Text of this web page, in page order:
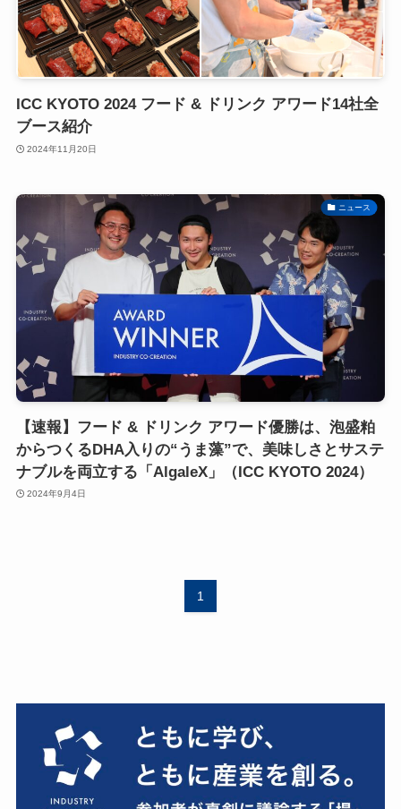
ICC KYOTO 2024 フード & ドリンク アワード14社全
ブース紹介
2024年11月20日
ニュース
【速報】フード & ドリンク アワード優勝は、泡盛粕
からつくるDHA入りの“うま藻”で、美味しさとサステ
ナブルを両立する「AlgaleX」（ICC KYOTO 2024）
2024年9月4日
1